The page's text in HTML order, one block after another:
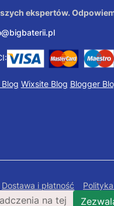
ekspertów.
Wixsite Blog Blogger
Dostawa i płatność
Polityka prywatności
na tej